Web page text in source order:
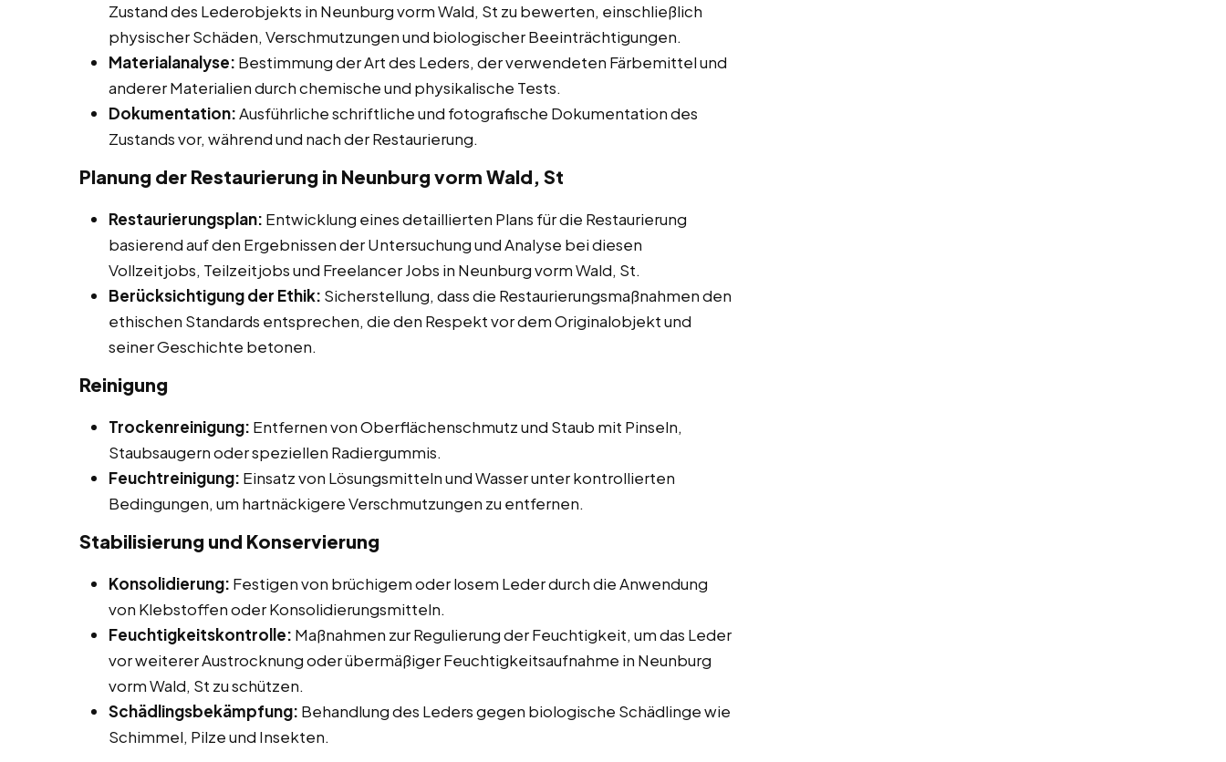
Zustand des Lederobjekts in Neunburg vorm Wald, St zu bewerten, einschließlich
physischer Schäden, Verschmutzungen und biologischer Beeinträchtigungen.
Materialanalyse: Bestimmung der Art des Leders, der verwendeten Färbemittel und
anderer Materialien durch chemische und physikalische Tests.
Dokumentation:Ausführliche schriftliche und fotografische Dokumentation des
Zustands vor, während und nach der Restaurierung.
Planung der Restaurierung in Neunburg vorm Wald, St
Restaurierungsplan: Entwicklung eines detaillierten Plans für die Restaurierung
basierend auf den Ergebnissen der Untersuchung und Analyse bei diesen
Vollzeitjobs, Teilzeitjobs und Freelancer Jobs in Neunburg vorm Wald, St.
Berücksichtigung der Ethik: Sicherstellung, dass die Restaurierungsmaßnahmen den
ethischen Standards entsprechen, die den Respekt vor dem Originalobjekt und
seiner Geschichte betonen.
Reinigung
Trockenreinigung: Entfernen von Oberflächenschmutz und Staub mit Pinseln,
Staubsaugern oder speziellen Radiergummis.
Feuchtreinigung: Einsatz von Lösungsmitteln und Wasser unter kontrollierten
Bedingungen, um hartnäckigere Verschmutzungen zu entfernen.
Stabilisierung und Konservierung
Konsolidierung: Festigen von brüchigem oder losem Leder durch die Anwendung
von Klebstoffen oder Konsolidierungsmitteln.
Feuchtigkeitskontrolle: Maßnahmen zur Regulierung der Feuchtigkeit, um das Leder
vor weiterer Austrocknung oder übermäßiger Feuchtigkeitsaufnahme in Neunburg
vorm Wald, St zu schützen.
Schädlingsbekämpfung: Behandlung des Leders gegen biologische Schädlinge wie
Schimmel, Pilze und Insekten.